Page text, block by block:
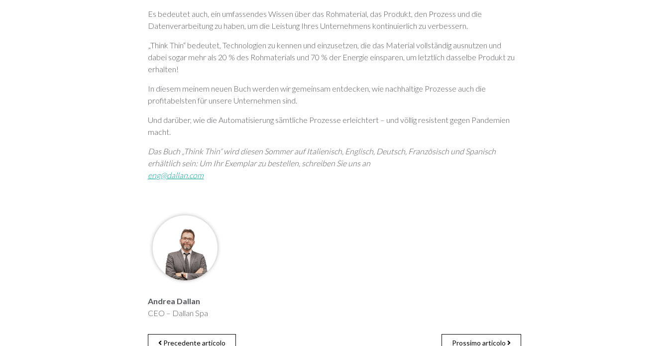
Es bedeutet auch, ein umfassendes Wissen über das Rohmaterial, das Produkt, den Prozess und die
Datenverarbeitung zu haben, um die Leistung Ihres Unternehmens kontinuierlich zu verbessern.
„Think Thin“ bedeutet, Technologien zu kennen und einzusetzen, die das Material vollständig ausnutzen und
dabei sogar mehr als 20 % des Rohmaterials und 70 % der Energie einsparen, um letztlich dasselbe Produkt zu
erhalten!
In diesem meinem neuen Buch werden wir gemeinsam entdecken, wie nachhaltige Prozesse auch die
profitabelsten für unsere Unternehmen sind.
Und darüber, wie die Automatisierung sämtliche Prozesse erleichtert – und völlig resistent gegen Pandemien
macht.
Das Buch „Think Thin“ wird diesen Sommer auf Italienisch, Englisch, Deutsch, Französisch und Spanisch
erhältlich sein: Um Ihr Exemplar zu bestellen, schreiben Sie uns an
eng@dallan.com
Andrea Dallan
CEO – Dallan Spa
Precedente articolo Prossimo articolo